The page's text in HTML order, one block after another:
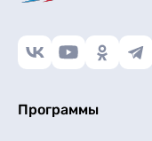
Программы